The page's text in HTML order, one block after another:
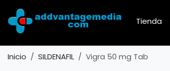
Tienda
Inicio SILDENAFIL Vigra 50 mg Tab